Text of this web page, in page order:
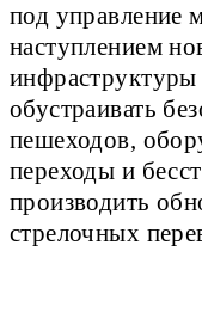
под управление
наступлением
инфраструктуры
обустраивать
пешеходов,
переходы и
производить
стрелочных